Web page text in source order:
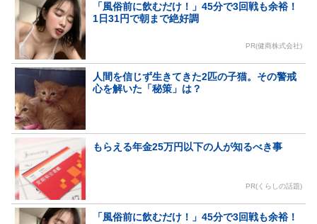
「風俗前に飲むだけ！」45分で3回戦も余裕！
1日31円で朝まで絶好調
PR(健商株式会社)
人間を信じず生きてきた2匹の子猫。その警戒
心を解いた「秘策」は？
もらえる年金25万円以下の人が知るべき事
PR(くらしの話題)
「風俗前に飲むだけ！」45分で3回戦も余裕！